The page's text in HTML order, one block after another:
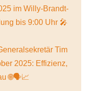
im Willy-Brandt-
bis 9:00 Uhr 🎤
Tim
2025: Effizienz,
🌐🗣️📈